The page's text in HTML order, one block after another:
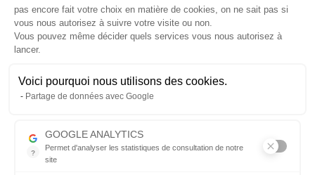
PRIX RÉDUIT
LIGNE POT D'ECHAPPEMENT COBRA DRAG PIPES HONDA VT 1100
C SHADOW SPIRIT 1997-2007
pas encore fait votre choix en matière de cookies, on ne sait pas si
vous nous autorisez à suivre votre visite ou non.
Vous pouvez même décider quels services vous nous autorisez à
lancer.
Voici pourquoi nous utilisons des cookies.
Partage de données avec Google
?
GOOGLE ANALYTICS
Permet d'analyser les statistiques de consultation de notre
site
Axeptio consent